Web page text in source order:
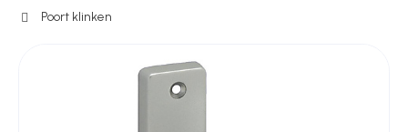
Deurbeslag
Elektrische vergrendeling
Poort klinken